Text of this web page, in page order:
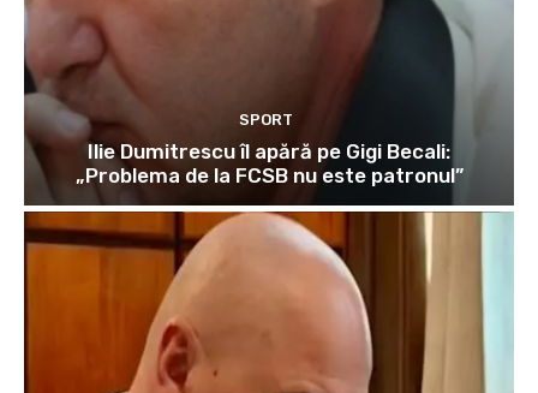
SPORT
Ilie Dumitrescu îl apără pe Gigi Becali:
„Problema de la FCSB nu este patronul”